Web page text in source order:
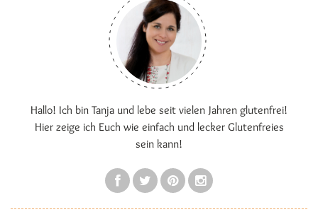
Hallo! Ich bin Tanja und lebe seit vielen Jahren glutenfrei!
Hier zeige ich Euch wie einfach und lecker Glutenfreies
sein kann!